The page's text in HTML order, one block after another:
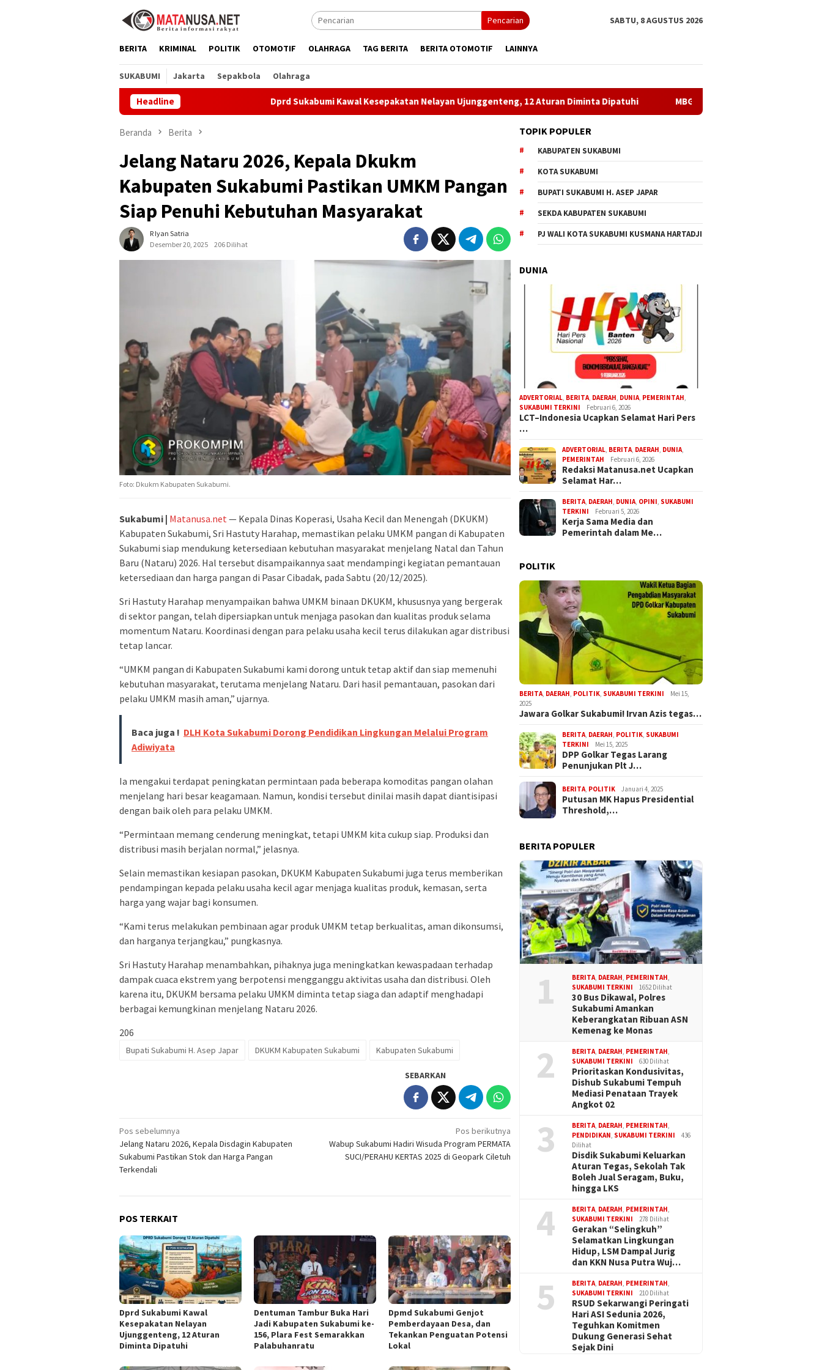
Pencarian SABTU, 8 AGUSTUS 2026
BERITA KRIMINAL POLITIK OTOMOTIF OLAHRAGA TAG BERITA BERITA OTOMOTIF LAINNYA
SUKABUMI Jakarta Sepakbola Olahraga
Headline Dprd Sukabumi Kawal Kesepakatan Nelayan Ujunggenteng, 12 Aturan Diminta Dipatuhi MBG di SDN Pasirwalang Disorot Wali Murid,
Beranda Berita
Jelang Nataru 2026, Kepala Dkukm
Kabupaten Sukabumi Pastikan UMKM Pangan
Siap Penuhi Kebutuhan Masyarakat
R Iyan Satria
Desember 20, 2025
206 Dilihat
Foto: Dkukm Kabupaten Sukabumi.
Sukabumi | Matanusa.net— Kepala Dinas Koperasi, Usaha Kecil dan Menengah (DKUKM)
Kabupaten Sukabumi, Sri Hastuty Harahap, memastikan pelaku UMKM pangan di Kabupaten
Sukabumi siap mendukung ketersediaan kebutuhan masyarakat menjelang Natal dan Tahun
Baru (Nataru) 2026. Hal tersebut disampaikannya saat mendampingi kegiatan pemantauan
ketersediaan dan harga pangan di Pasar Cibadak, pada Sabtu (20/12/2025).
Sri Hastuty Harahap menyampaikan bahwa UMKM binaan DKUKM, khususnya yang bergerak
di sektor pangan, telah dipersiapkan untuk menjaga pasokan dan kualitas produk selama
momentum Nataru. Koordinasi dengan para pelaku usaha kecil terus dilakukan agar distribusi
tetap lancar.
“UMKM pangan di Kabupaten Sukabumi kami dorong untuk tetap aktif dan siap memenuhi
kebutuhan masyarakat, terutama menjelang Nataru. Dari hasil pemantauan, pasokan dari
pelaku UMKM masih aman,” ujarnya.
Baca juga ! DLH Kota Sukabumi Dorong Pendidikan Lingkungan Melalui Program
Adiwiyata
Ia mengakui terdapat peningkatan permintaan pada beberapa komoditas pangan olahan
menjelang hari besar keagamaan. Namun, kondisi tersebut dinilai masih dapat diantisipasi
dengan baik oleh para pelaku UMKM.
“Permintaan memang cenderung meningkat, tetapi UMKM kita cukup siap. Produksi dan
distribusi masih berjalan normal,” jelasnya.
Selain memastikan kesiapan pasokan, DKUKM Kabupaten Sukabumi juga terus memberikan
pendampingan kepada pelaku usaha kecil agar menjaga kualitas produk, kemasan, serta
harga yang wajar bagi konsumen.
“Kami terus melakukan pembinaan agar produk UMKM tetap berkualitas, aman dikonsumsi,
dan harganya terjangkau,” pungkasnya.
Sri Hastuty Harahap menambahkan, pihaknya juga meningkatkan kewaspadaan terhadap
dampak cuaca ekstrem yang berpotensi mengganggu aktivitas usaha dan distribusi. Oleh
karena itu, DKUKM bersama pelaku UMKM diminta tetap siaga dan adaptif menghadapi
berbagai kemungkinan menjelang Nataru 2026.
206
Bupati Sukabumi H. Asep Japar DKUKM Kabupaten Sukabumi Kabupaten Sukabumi
SEBARKAN
Navigasi
pos
Pos sebelumnya
Jelang Nataru 2026, Kepala Disdagin Kabupaten
Sukabumi Pastikan Stok dan Harga Pangan
Terkendali
Pos berikutnya
Wabup Sukabumi Hadiri Wisuda Program PERMATA
SUCI/PERAHU KERTAS 2025 di Geopark Ciletuh
POS TERKAIT
Dprd Sukabumi Kawal
Kesepakatan Nelayan
Ujunggenteng, 12 Aturan
Diminta Dipatuhi
Dentuman Tambur Buka Hari
Jadi Kabupaten Sukabumi ke-
156, Plara Fest Semarakkan
Palabuhanratu
Dpmd Sukabumi Genjot
Pemberdayaan Desa, dan
Tekankan Penguatan Potensi
Lokal
TOPIK POPULER
KABUPATEN SUKABUMI
KOTA SUKABUMI
BUPATI SUKABUMI H. ASEP JAPAR
SEKDA KABUPATEN SUKABUMI
PJ WALI KOTA SUKABUMI KUSMANA HARTADJI
DUNIA
ADVERTORIAL BERITA DAERAH DUNIA PEMERINTAH
SUKABUMI TERKINI
Februari 6, 2026
LCT–Indonesia Ucapkan Selamat Hari Pers
…
ADVERTORIAL BERITA DAERAH DUNIA
PEMERINTAH
Februari 6, 2026
Redaksi Matanusa.net Ucapkan
Selamat Har…
BERITA DAERAH DUNIA OPINI SUKABUMI
TERKINI
Februari 5, 2026
Kerja Sama Media dan
Pemerintah dalam Me…
POLITIK
BERITA DAERAH POLITIK SUKABUMI TERKINI
Mei 15,
2025
Jawara Golkar Sukabumi! Irvan Azis tegas…
BERITA DAERAH POLITIK SUKABUMI
TERKINI
Mei 15, 2025
DPP Golkar Tegas Larang
Penunjukan Plt J…
BERITA POLITIK Januari 4, 2025
Putusan MK Hapus Presidential
Threshold,…
BERITA POPULER
1 BERITA, DAERAH, PEMERINTAH,
SUKABUMI TERKINI
1652 Dilihat
30 Bus Dikawal, Polres
Sukabumi Amankan
Keberangkatan Ribuan ASN
Kemenag ke Monas
2 BERITA, DAERAH, PEMERINTAH,
SUKABUMI TERKINI
630 Dilihat
Prioritaskan Kondusivitas,
Dishub Sukabumi Tempuh
Mediasi Penataan Trayek
Angkot 02
3 BERITA, DAERAH, PEMERINTAH,
PENDIDIKAN, SUKABUMI TERKINI
436
Dilihat
Disdik Sukabumi Keluarkan
Aturan Tegas, Sekolah Tak
Boleh Jual Seragam, Buku,
hingga LKS
4 BERITA, DAERAH, PEMERINTAH,
SUKABUMI TERKINI
278 Dilihat
Gerakan “Selingkuh”
Selamatkan Lingkungan
Hidup, LSM Dampal Jurig
dan KKN Nusa Putra Wuj…
5 BERITA, DAERAH, PEMERINTAH,
SUKABUMI TERKINI
210 Dilihat
RSUD Sekarwangi Peringati
Hari ASI Sedunia 2026,
Teguhkan Komitmen
Dukung Generasi Sehat
Sejak Dini